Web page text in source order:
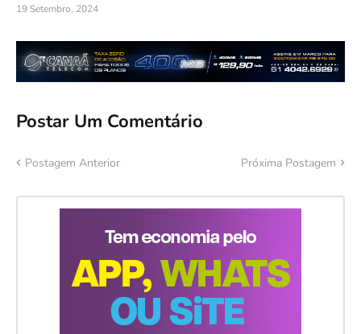
19 Setembro, 2024
Postar Um Comentário
Postagem Anterior Próxima Postagem